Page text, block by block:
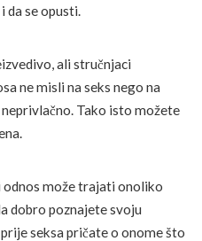
da se opusti.
ali stručnjaci
ne misli na seks nego na
Tako isto možete
može trajati onoliko
dobro poznajete svoju
seksa pričate o onome što